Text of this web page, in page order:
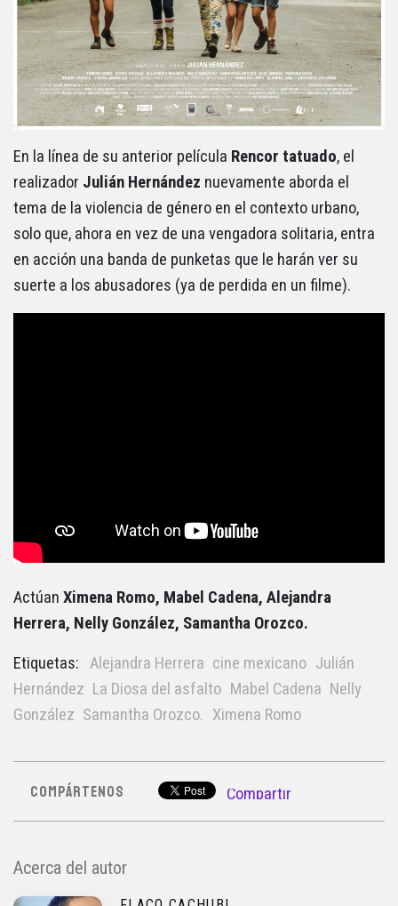
En la línea de su anterior película Rencor tatuado, el
realizador Julián Hernández nuevamente aborda el
tema de la violencia de género en el contexto urbano,
solo que, ahora en vez de una vengadora solitaria, entra
en acción una banda de punketas que le harán ver su
suerte a los abusadores (ya de perdida en un filme).
Actúan Ximena Romo, Mabel Cadena, Alejandra
Herrera, Nelly González, Samantha Orozco.
Etiquetas: Alejandra Herrera cine mexicano Julián
Hernández La Diosa del asfalto Mabel Cadena Nelly
González Samantha Orozco. Ximena Romo
COMPÁRTENOS Compartir
Acerca del autor